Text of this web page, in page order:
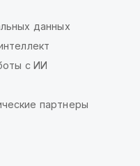
данных
с ИИ
партнеры